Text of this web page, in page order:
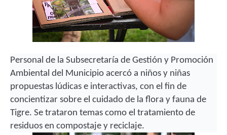
Personal de la Subsecretaría de Gestión y Promoción
Ambiental del Municipio acercó a niños y niñas
propuestas lúdicas e interactivas, con el fin de
concientizar sobre el cuidado de la flora y fauna de
Tigre. Se trataron temas como el tratamiento de
residuos en compostaje y reciclaje.